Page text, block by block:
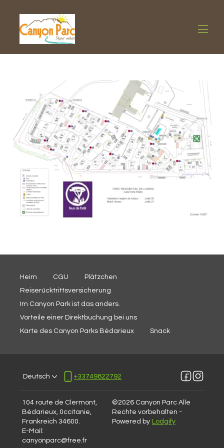
Alle Objekte
Reiserücktrittsversicherung
Kontaktieren Sie uns
Dienstleistungen in der Nähe
Heim CGU
Plätzchen
Reiserücktrittsversicherung
Im Canyon Park ist das anders.
Vorteile einer Direktbuchung bei uns
Karte des Canyon Parks Bédarieux
Snack
Deutsch +33749822792
104 route de Clermont,
Bédarieux, 0ccitanie,
Frankreich 34600
E-Mail :
canyonparc@free.fr
©2026 Canyon Parc Alle
Rechte vorbehalten -
Powered by Lodgify